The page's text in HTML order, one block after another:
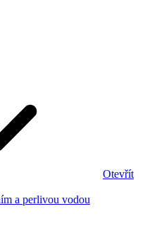
Otevřít
a perlivou vodou